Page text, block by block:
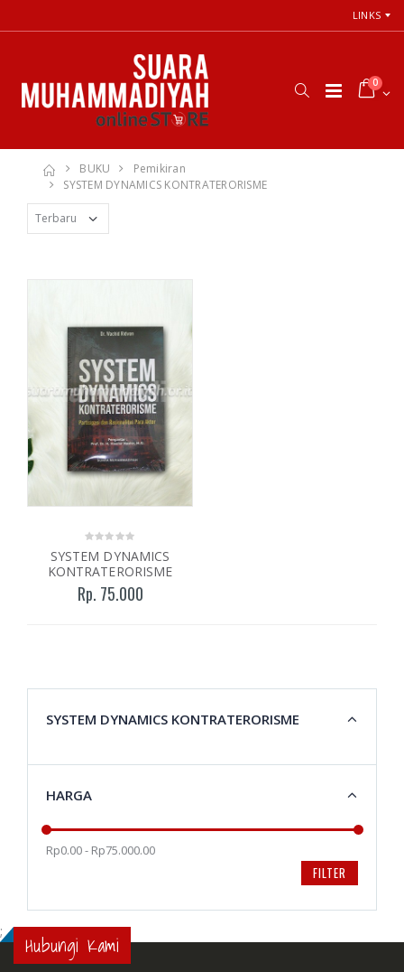
LINKS
0
BUKU
Pemikiran
SYSTEM DYNAMICS KONTRATERORISME
SYSTEM DYNAMICS
KONTRATERORISME
Rp. 75.000
SYSTEM DYNAMICS KONTRATERORISME
HARGA
Rp0.00 - Rp75.000.00
FILTER
; Hubungi Kami